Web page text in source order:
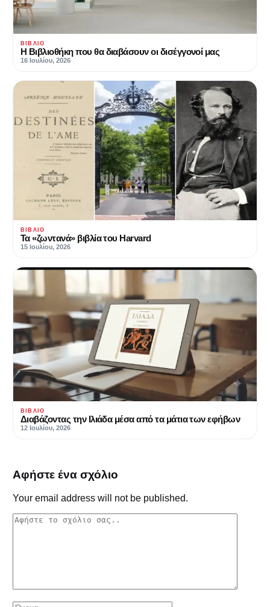
ΒΙΒΛΊΟ
Η Βιβλιοθήκη που θα διαβάσουν οι δισέγγονοί μας
16 Ιουλίου, 2026
ΒΙΒΛΊΟ
Τα «ζωντανά» βιβλία του Harvard
15 Ιουλίου, 2026
ΒΙΒΛΊΟ
Διαβάζοντας την Ιλιάδα μέσα από τα μάτια των εφήβων
12 Ιουλίου, 2026
Αφήστε ένα σχόλιο
Your email address will not be published.